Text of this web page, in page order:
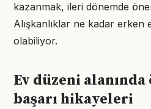
kazanmak, ileri dönemde
Alışkanlıklar ne kadar erken
olabiliyor.
Ev düzeni alanında
başarı hikayeleri